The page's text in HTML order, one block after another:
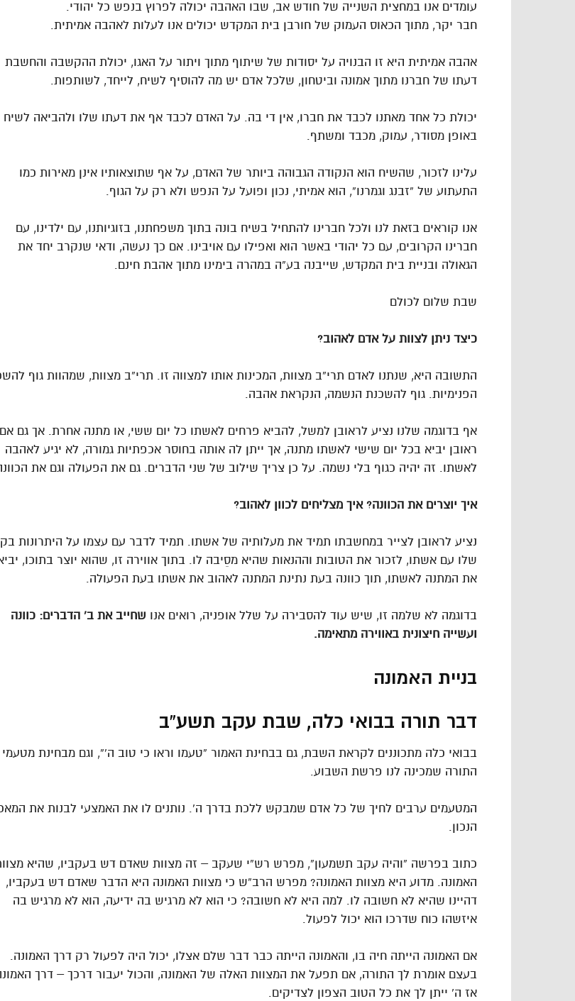
עומדים אנו במחצית השנייה של חודש אב, שבו האהבה יכולה לפרוץ בנפש כל יהודי.
חבר יקר, מתוך הכאוס העמוק של חורבן בית המקדש יכולים אנו לעלות לאהבה אמיתית.
אהבה אמיתית היא זו הבנויה על יסודות של שיתוף מתוך ויתור על האגו, יכולת ההקשבה והחשבת
דעתו של חברנו מתוך אמונה וביטחון, שלכל אדם יש מה להוסיף לשיח, לייחד, לשותפות.
יכולת כל אחד מאתנו לכבד את חברו, אין די בה. על האדם לכבד אף את דעתו שלו ולהביאה לשיח
באופן מסודר, עמוק, מכבד ומשתף.
עלינו לזכור, שהשיח הוא הנקודה הגבוהה ביותר של האדם, על אף שתוצאותיו אינן מאירות כמו
התעתוע של “זבנג וגמרנו”, הוא אמיתי, נכון ופועל על הנפש ולא רק על הגוף.
אנו קוראים בזאת לנו ולכל חברינו להתחיל בשיח בונה בתוך משפחתנו, בזוגיותנו, עם ילדינו, עם
חברינו הקרובים, עם כל יהודי באשר הוא ואפילו עם אויבינו. אם כך נעשה, ודאי שנקרב יחד את
הגאולה ובניית בית המקדש, שייבנה בע”ה במהרה בימינו מתוך אהבת חינם.
שבת שלום לכולם
כיצד ניתן לצוות על אדם לאהוב?
התשובה היא, שנתנו לאדם תרי”ב מצוות, המכינות אותו למצווה זו. תרי”ב מצוות, שמהוות גוף
הפנימיות. גוף להשכנת הנשמה, הנקראת אהבה.
אף בדוגמה שלנו נציע לראובן למשל, להביא פרחים לאשתו כל יום ששי, או מתנה אחרת. אך גם אם
ראובן יביא בכל יום שישי לאשתו מתנה, אך ייתן לה אותה בחוסר אכפתיות גמורה, לא יגיע לאהבה
לאשתו. זה יהיה כגוף בלי נשמה. על כן צריך שילוב של שני הדברים. גם את הפעולה וגם את
איך יוצרים את הכוונה? איך מצליחים לכוון לאהוב?
נציע לראובן לצייר במחשבתו תמיד את מעלותיה של אשתו. תמיד לדבר עם עצמו על היתרונות
שלו עם אשתו, לזכור את הטובות וההנאות שהיא מסֵיבה לו. בתוך אווירה זו, שהוא יוצר בתוכו,
את המתנה לאשתו, תוך כוונה בעת נתינת המתנה לאהוב את אשתו בעת הפעולה.
בדוגמה לא שלמה זו, שיש עוד להסבירה על שלל אופניה, רואים אנו שחייב את ב’ הדברים: כוונה
ועשייה חיצונית באווירה מתאימה.
בניית האמונה
דבר תורה בבואי כלה, שבת עקב תשע”ב
בבואי כלה מתכוננים לקראת השבת, גם בבחינת האמור “טעמו וראו כי טוב ה'”, וגם מבחינת מטעמי
התורה שמכינה לנו פרשת השבוע.
המטעמים ערבים לחיך של כל אדם שמבקש ללכת בדרך ה’. נותנים לו את האמצעי לבנות את
הנכון.
כתוב בפרשה “והיה עקב תשמעון”, מפרש רש”י שעקב – זה מצוות שאדם דש בעקביו, שהיא
האמונה. מדוע היא מצוות האמונה? מפרש הרב”ש כי מצוות האמונה היא הדבר שאדם דש בעקביו,
דהיינו שהיא לא חשובה לו. למה היא לא חשובה? כי הוא לא מרגיש בה ידיעה, הוא לא מרגיש בה
איזשהו כוח שדרכו הוא יכול לפעול.
אם האמונה הייתה חיה בו, והאמונה הייתה כבר דבר שלם אצלו, יכול היה לפעול רק דרך האמונה.
בעצם אומרת לך התורה, אם תפעל את המצוות האלה של האמונה, והכול יעבור דרכך – דרך
אז ה’ ייתן לך את כל הטוב הצפון לצדיקים.